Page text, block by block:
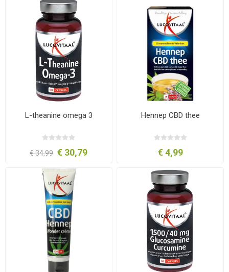
L-theanine omega 3
€ 34,99 € 30,79
Hennep CBD thee
€ 4,99